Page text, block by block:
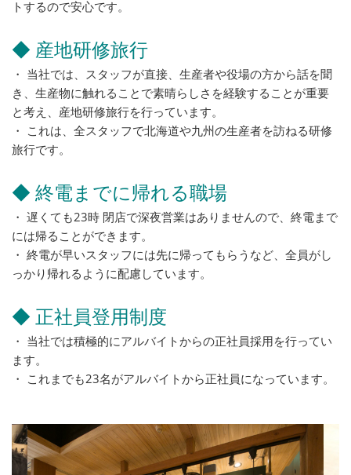
トするので安心です。
◆ 産地研修旅行
・ 当社では、スタッフが直接、生産者や役場の方から話を聞
き、生産物に触れることで素晴らしさを経験することが重要
と考え、産地研修旅行を行っています。
・ これは、全スタッフで北海道や九州の生産者を訪ねる研修
旅行です。
◆ 終電までに帰れる職場
・ 遅くても23時 閉店で深夜営業はありませんので、終電まで
には帰ることができます。
・ 終電が早いスタッフには先に帰ってもらうなど、全員がし
っかり帰れるように配慮しています。
◆ 正社員登用制度
・ 当社では積極的にアルバイトからの正社員採用を行ってい
ます。
・ これまでも23名がアルバイトから正社員になっています。